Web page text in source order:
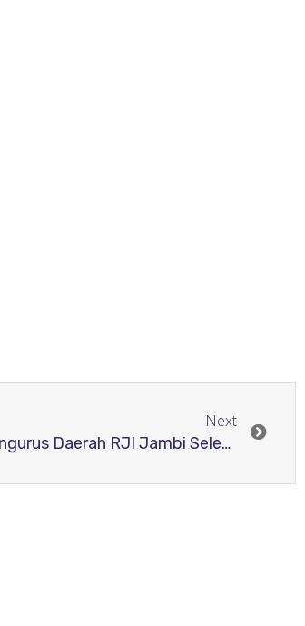
Next
Tingkatkan Kualitas Pengelola Jurnal: Pengurus Daerah RJI Jambi Selenggarakan Workshop Upgrading Pengelolaan Jurnal Menuju Indeksasi SCOPUS